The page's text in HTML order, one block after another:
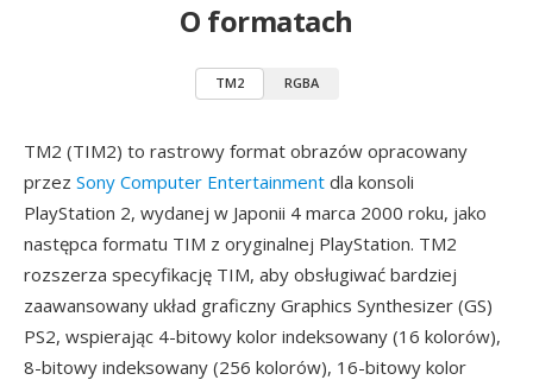
O formatach
TM2 RGBA
TM2 (TIM2) to rastrowy format obrazów opracowany
przez Sony Computer Entertainment dla konsoli
PlayStation 2, wydanej w Japonii 4 marca 2000 roku, jako
następca formatu TIM z oryginalnej PlayStation. TM2
rozszerza specyfikację TIM, aby obsługiwać bardziej
zaawansowany układ graficzny Graphics Synthesizer (GS)
PS2, wspierając 4-bitowy kolor indeksowany (16 kolorów),
8-bitowy indeksowany (256 kolorów), 16-bitowy kolor